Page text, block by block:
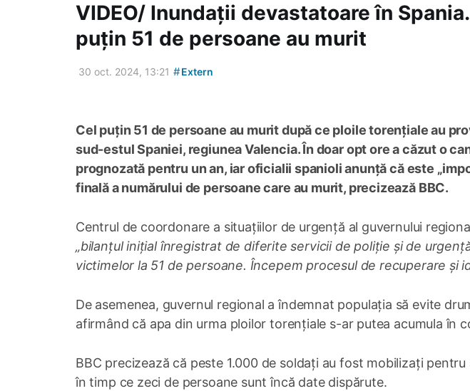
VIDEO/ Inundații devastatoare în
puțin 51 de persoane au murit
30 oct. 2024, 13:21 #Extern
Cel puțin 51 de persoane au murit după ce ploile torențiale au
sud-estul Spaniei, regiunea Valencia. În doar opt ore a căzut o
prognozată pentru un an, iar oficialii spanioli anunță că este
finală a numărului de persoane care au murit, precizează BBC.
Centrul de coordonare a situațiilor de urgență al guvernului
„bilanțul inițial înregistrat de diferite servicii de poliție și de
victimelor la 51 de persoane. Începem procesul de recuperare și
De asemenea, guvernul regional a îndemnat populația să evite
afirmând că apa din urma ploilor torențiale s-ar putea acumula în
BBC precizează că peste 1.000 de soldați au fost mobilizați
în timp ce zeci de persoane sunt încă date dispărute.